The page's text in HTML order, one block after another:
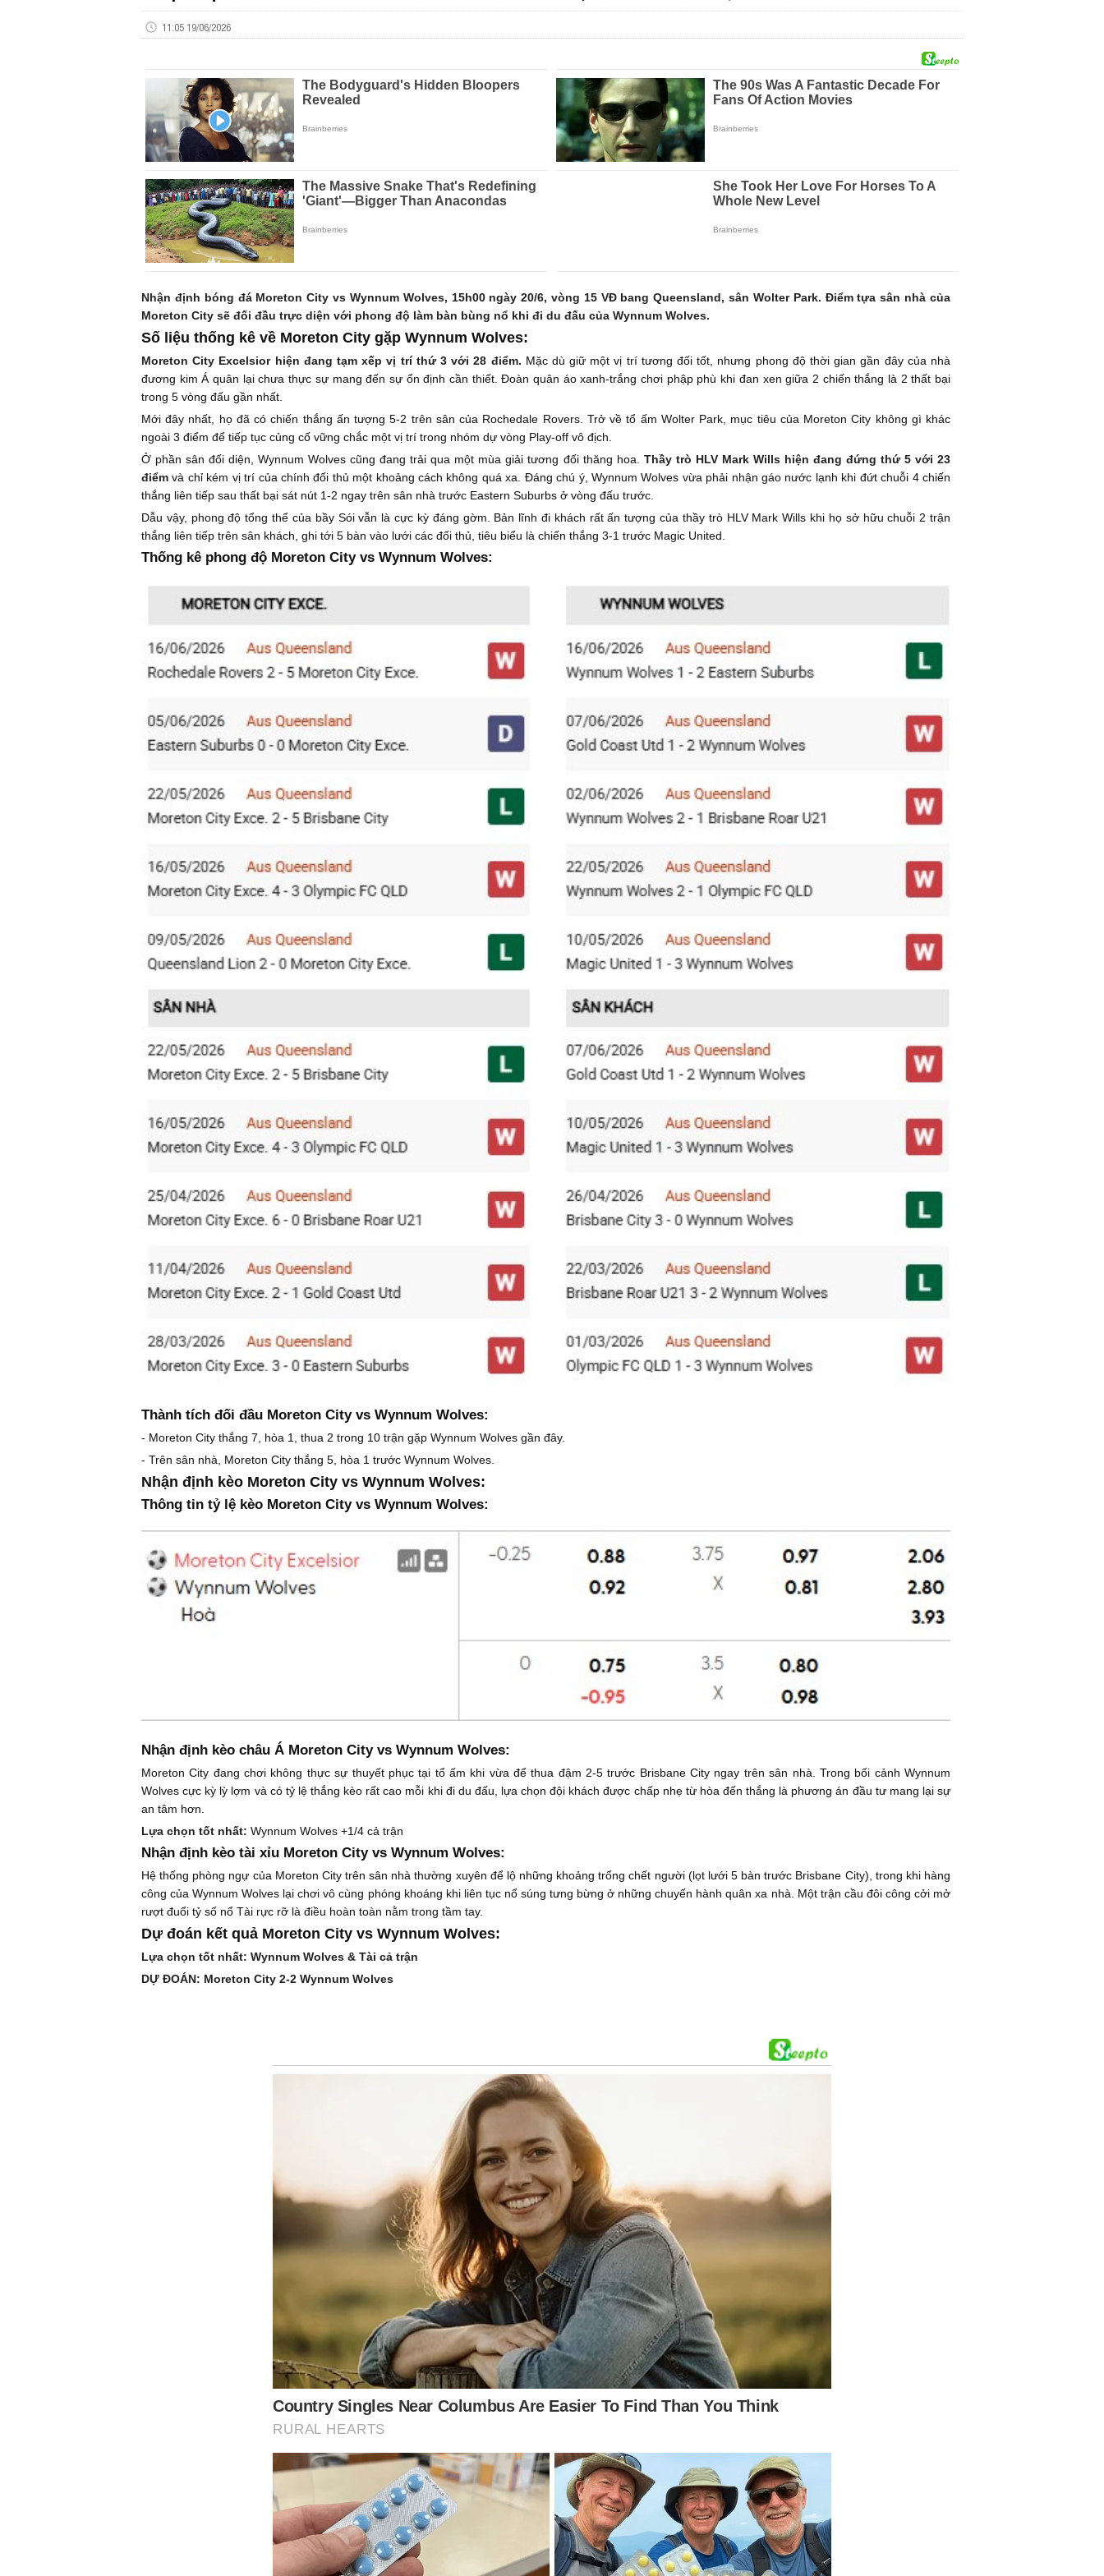
11:05 19/06/2026
Nhận định bóng đá Moreton City vs Wynnum Wolves, 15h00 ngày 20/6, vòng 15 VĐ bang Queensland, sân Wolter Park. Điểm tựa sân nhà của
Moreton City sẽ đối đầu trực diện với phong độ làm bàn bùng nổ khi đi du đấu của Wynnum Wolves.
Số liệu thống kê về Moreton City gặp Wynnum Wolves:
Moreton City Excelsior hiện đang tạm xếp vị trí thứ 3 với 28 điểm. Mặc dù giữ một vị trí tương đối tốt, nhưng phong độ thời gian gần đây của nhà
đương kim Á quân lại chưa thực sự mang đến sự ổn định cần thiết. Đoàn quân áo xanh-trắng chơi phập phù khi đan xen giữa 2 chiến thắng là 2 thất bại
trong 5 vòng đấu gần nhất.
Mới đây nhất, họ đã có chiến thắng ấn tượng 5-2 trên sân của Rochedale Rovers. Trở về tổ ấm Wolter Park, mục tiêu của Moreton City không gì khác
ngoài 3 điểm để tiếp tục củng cố vững chắc một vị trí trong nhóm dự vòng Play-off vô địch.
Ở phần sân đối diện, Wynnum Wolves cũng đang trải qua một mùa giải tương đối thăng hoa. Thầy trò HLV Mark Wills hiện đang đứng thứ 5 với 23
điểmvà chỉ kém vị trí của chính đối thủ một khoảng cách không quá xa. Đáng chú ý, Wynnum Wolves vừa phải nhận gáo nước lạnh khi đứt chuỗi 4 chiến
thắng liên tiếp sau thất bại sát nút 1-2 ngay trên sân nhà trước Eastern Suburbs ở vòng đấu trước.
Dẫu vậy, phong độ tổng thể của bầy Sói vẫn là cực kỳ đáng gờm. Bản lĩnh đi khách rất ấn tượng của thầy trò HLV Mark Wills khi họ sở hữu chuỗi 2 trận
thắng liên tiếp trên sân khách, ghi tới 5 bàn vào lưới các đối thủ, tiêu biểu là chiến thắng 3-1 trước Magic United.
Thống kê phong độ Moreton City vs Wynnum Wolves:
Thành tích đối đầu Moreton City vs Wynnum Wolves:
- Moreton City thắng 7, hòa 1, thua 2 trong 10 trận gặp Wynnum Wolves gần đây.
- Trên sân nhà, Moreton City thắng 5, hòa 1 trước Wynnum Wolves.
Nhận định kèo Moreton City vs Wynnum Wolves:
Thông tin tỷ lệ kèo Moreton City vs Wynnum Wolves:
Nhận định kèo châu Á Moreton City vs Wynnum Wolves:
Moreton City đang chơi không thực sự thuyết phục tại tổ ấm khi vừa để thua đậm 2-5 trước Brisbane City ngay trên sân nhà. Trong bối cảnh Wynnum
Wolves cực kỳ lỳ lợm và có tỷ lệ thắng kèo rất cao mỗi khi đi du đấu, lựa chọn đội khách được chấp nhẹ từ hòa đến thắng là phương án đầu tư mang lại sự
an tâm hơn.
Lựa chọn tốt nhất: Wynnum Wolves +1/4 cả trận
Nhận định kèo tài xỉu Moreton City vs Wynnum Wolves:
Hệ thống phòng ngự của Moreton City trên sân nhà thường xuyên để lộ những khoảng trống chết người (lọt lưới 5 bàn trước Brisbane City), trong khi hàng
công của Wynnum Wolves lại chơi vô cùng phóng khoáng khi liên tục nổ súng tưng bừng ở những chuyến hành quân xa nhà. Một trận cầu đôi công cởi mở
rượt đuổi tỷ số nổ Tài rực rỡ là điều hoàn toàn nằm trong tầm tay.
Dự đoán kết quả Moreton City vs Wynnum Wolves:
Lựa chọn tốt nhất: Wynnum Wolves & Tài cả trận
DỰ ĐOÁN: Moreton City 2-2 Wynnum Wolves